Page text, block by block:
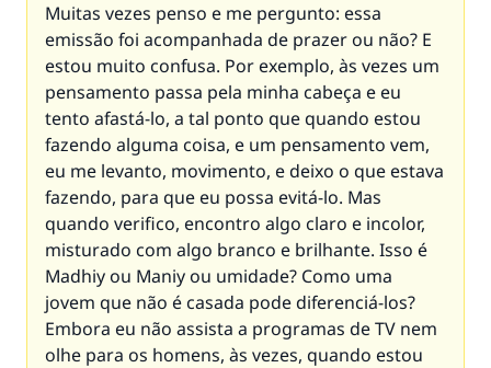
Muitas vezes penso e me pergunto: essa
emissão foi acompanhada de prazer ou não? E
estou muito confusa. Por exemplo, às vezes um
pensamento passa pela minha cabeça e eu
tento afastá-lo, a tal ponto que quando estou
fazendo alguma coisa, e um pensamento vem,
eu me levanto, movimento, e deixo o que estava
fazendo, para que eu possa evitá-lo. Mas
quando verifico, encontro algo claro e incolor,
misturado com algo branco e brilhante. Isso é
Madhiy ou Maniy ou umidade? Como uma
jovem que não é casada pode diferenciá-los?
Embora eu não assista a programas de TV nem
olhe para os homens, às vezes, quando estou